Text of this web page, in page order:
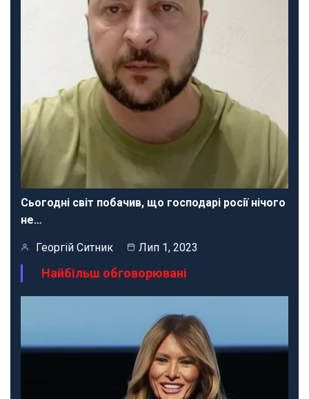
Сьогодні світ побачив, що господарі росії нічого
не…
Георгій Ситник Лип 1, 2023
Найбільш обговорювані